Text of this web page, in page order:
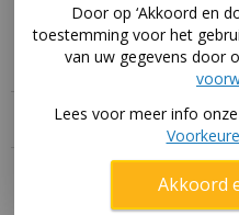
Bevestigingselastieken
in de doos van de
Specificaties
Door op ‘Akkoord en
toestemming voor het
van uw gegevens door
Lees voor meer info onze
Akkoord